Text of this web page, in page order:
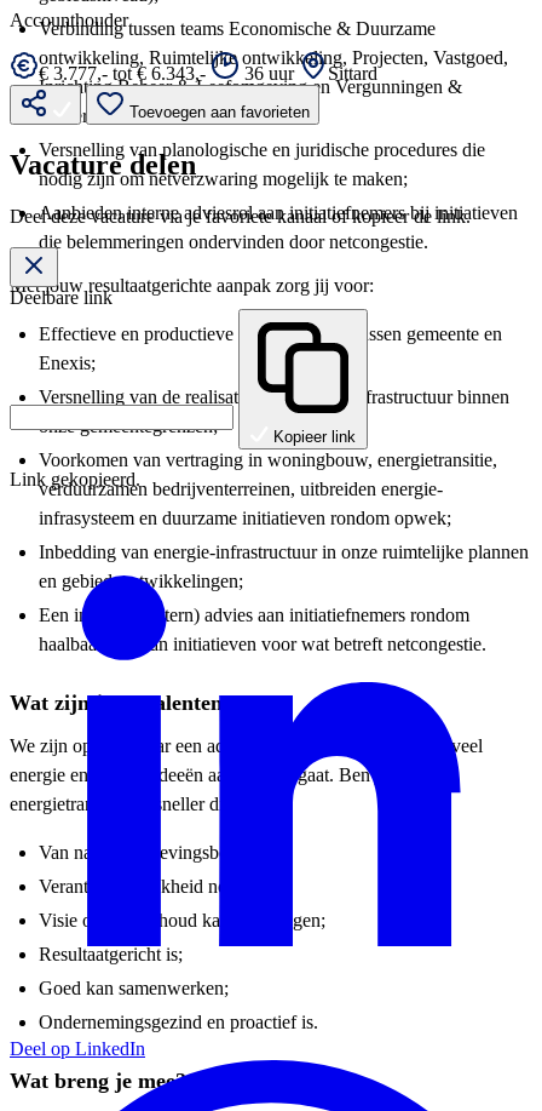
Verbinding tussen teams Economische & Duurzame
ontwikkeling, Ruimtelijke ontwikkeling, Projecten, Vastgoed,
Inrichting Beheer & Leefomgeving en Vergunningen &
Parkeren;
Versnelling van planologische en juridische procedures die
nodig zijn om netverzwaring mogelijk te maken;
Aanbieden interne adviesrol aan initiatiefnemers bij initiatieven
die belemmeringen ondervinden door netcongestie.
Met jouw resultaatgerichte aanpak zorg jij voor:
Effectieve en productieve samenwerking tussen gemeente en
Enexis;
Versnelling van de realisatie van energie-infrastructuur binnen
onze gemeentegrenzen;
Voorkomen van vertraging in woningbouw, energietransitie,
verduurzamen bedrijventerreinen, uitbreiden energie-
infrasysteem en duurzame initiatieven rondom opwek;
Inbedding van energie-infrastructuur in onze ruimtelijke plannen
en gebiedsontwikkelingen;
Een integraal (intern) advies aan initiatiefnemers rondom
haalbaarheid van initiatieven voor wat betreft netcongestie.
Wat zijn jouw talenten?
We zijn op zoek naar een adviseur die met een frisse blik, veel
energie en nieuwe ideeën aan de slag gaat. Ben jij die
energietransitie-versneller die:
Van nature omgevingsbewust is;
Verantwoordelijkheid neemt;
Visie over de inhoud kan overdragen;
Resultaatgericht is;
Goed kan samenwerken;
Ondernemingsgezind en proactief is.
Wat breng je mee?
Accounthouder
€ 3.777,- tot € 6.343,- 36 uur Sittard
Toevoegen aan favorieten
Vacature delen
Deel deze vacature via je favoriete kanaal of kopieer de link.
Deelbare link
Kopieer link
Link gekopieerd.
Deel op LinkedIn